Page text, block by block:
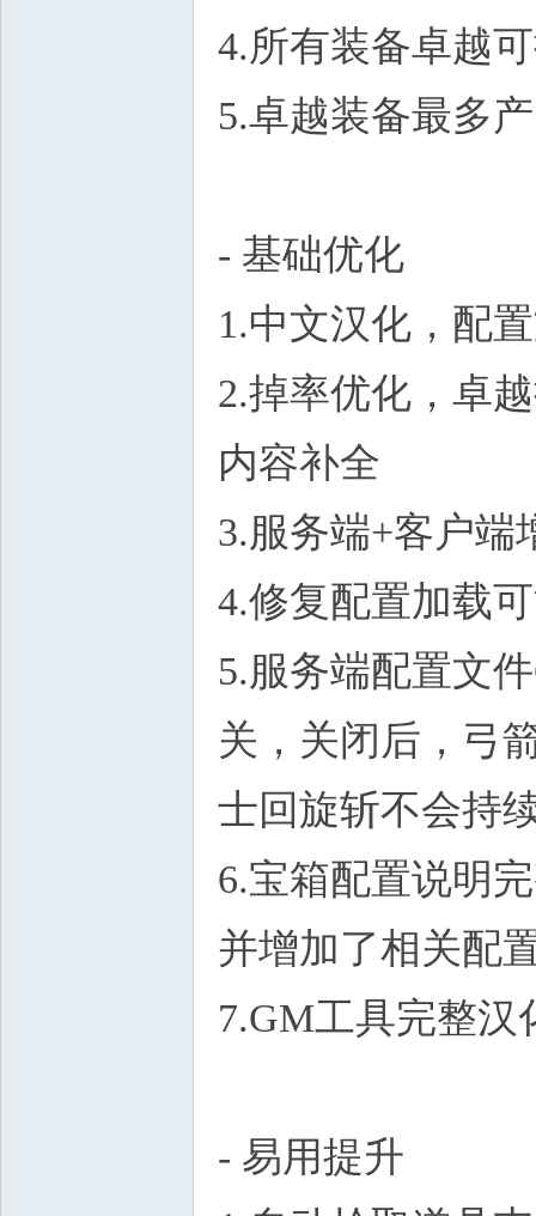
4.所有装备卓越
5.卓越装备最多
- 基础优化
1.中文汉化，配
2.掉率优化，卓
内容补全
3.服务端+客户端
4.修复配置加载
5.服务端配置文
关，关闭后，弓
士回旋斩不会持
6.宝箱配置说明
并增加了相关配
7.GM工具完整汉
- 易用提升